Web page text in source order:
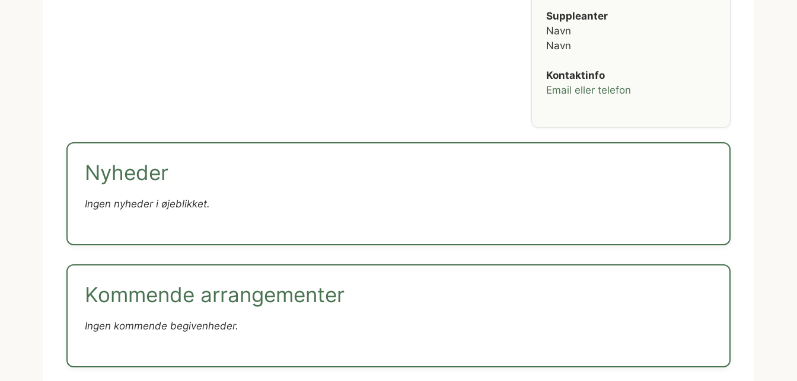
Suppleanter
Navn
Navn
Kontaktinfo
Email eller telefon
Nyheder
Ingen nyheder i øjeblikket.
Kommende arrangementer
Ingen kommende begivenheder.